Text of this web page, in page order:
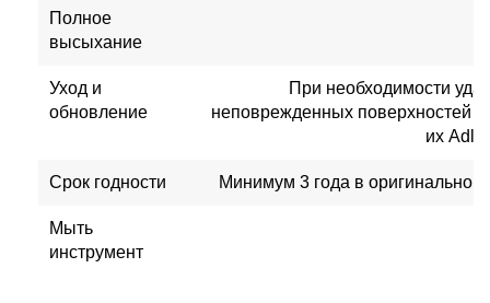
Полное
высыхание
Уход и
обновление
При необходимости
неповрежденных поверхностей и
их
Срок годности Минимум 3 года в оригинальной
Мыть
инструмент